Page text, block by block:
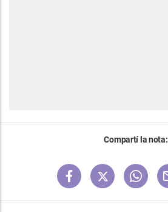
Compartí la nota: